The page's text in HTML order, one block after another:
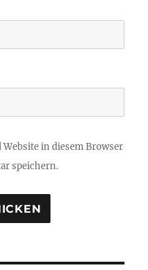
in diesem Browser
speichern.